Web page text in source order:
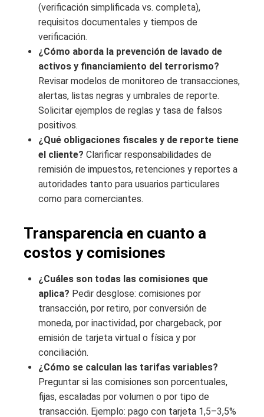
(verificación simplificada vs. completa),
requisitos documentales y tiempos de
verificación.
¿Cómo aborda la prevención de lavado de
activos y financiamiento del terrorismo?
Revisar modelos de monitoreo de transacciones,
alertas, listas negras y umbrales de reporte.
Solicitar ejemplos de reglas y tasa de falsos
positivos.
¿Qué obligaciones fiscales y de reporte tiene
el cliente? Clarificar responsabilidades de
remisión de impuestos, retenciones y reportes a
autoridades tanto para usuarios particulares
como para comerciantes.
Transparencia en cuanto a
costos y comisiones
¿Cuáles son todas las comisiones que
aplica? Pedir desglose: comisiones por
transacción, por retiro, por conversión de
moneda, por inactividad, por chargeback, por
emisión de tarjeta virtual o física y por
conciliación.
¿Cómo se calculan las tarifas variables?
Preguntar si las comisiones son porcentuales,
fijas, escaladas por volumen o por tipo de
transacción. Ejemplo: pago con tarjeta 1,5–3,5%